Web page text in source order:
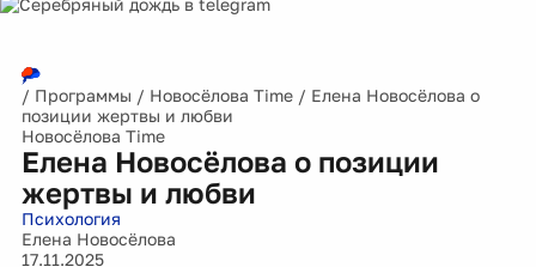
/ Программы / Новосёлова Time / Елена Новосёлова о
позиции жертвы и любви
Новосёлова Time
Елена Новосёлова о позиции
жертвы и любви
Психология
Елена Новосёлова
17.11.2025